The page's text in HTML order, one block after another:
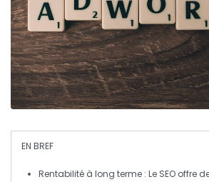
EN BREF
Rentabilité à long terme : Le SEO offre